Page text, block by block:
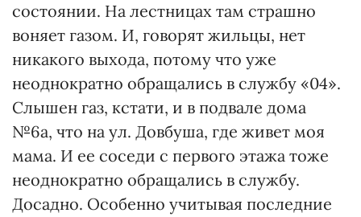
состоянии. На лестницах там страшно
воняет газом. И, говорят жильцы, нет
никакого выхода, потому что уже
неоднократно обращались в службу «04».
Слышен газ, кстати, и в подвале дома
№6а, что на ул. Довбуша, где живет моя
мама. И ее соседи с первого этажа тоже
неоднократно обращались в службу.
Досадно. Особенно учитывая последние